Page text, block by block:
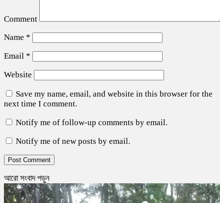
Comment
Name *
Email *
Website
Save my name, email, and website in this browser for the
next time I comment.
Notify me of follow-up comments by email.
Notify me of new posts by email.
আরো সংবাদ পড়ুন